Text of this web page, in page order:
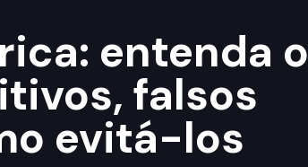
entenda o
falsos
evitá-los